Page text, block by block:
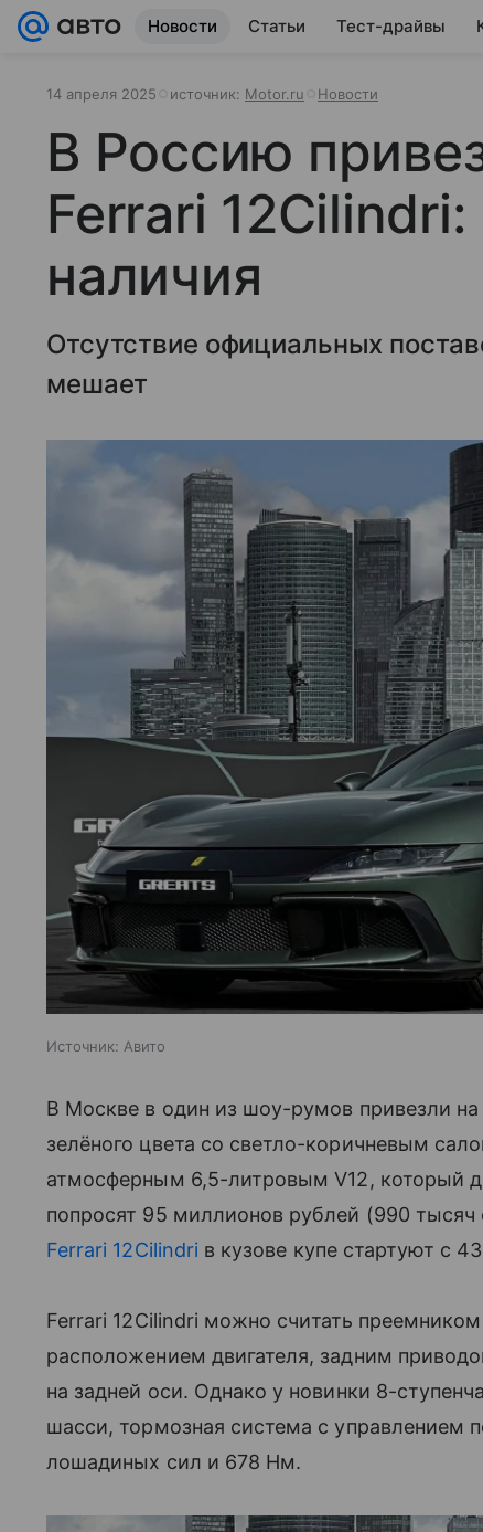
Новости Статьи Тест-драйвы
14 апреля 2025 источник: Motor.ru Новости
В Россию
Ferrari
наличия
Отсутствие официальных
мешает
Источник: Авито
В Москве в один из шоу-румов привезли
зелёного цвета со светло-коричневым
атмосферным 6,5-литровым V12, который
попросят 95 миллионов рублей (990
Ferrari 12Cilindri в кузове купе стартуют с
Ferrari 12Cilindri можно считать
расположением двигателя, задним
на задней оси. Однако у новинки 8-
шасси, тормозная система с управлением
лошадиных сил и 678 Нм.